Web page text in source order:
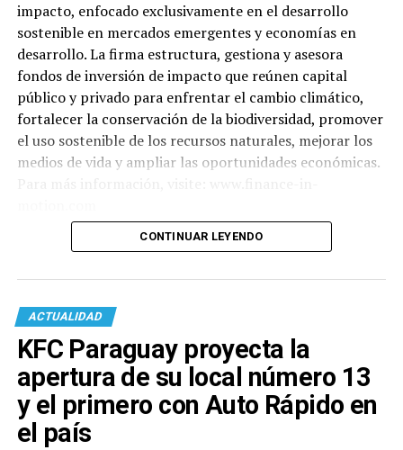
impacto, enfocado exclusivamente en el desarrollo
sostenible en mercados emergentes y economías en
desarrollo. La firma estructura, gestiona y asesora
fondos de inversión de impacto que reúnen capital
público y privado para enfrentar el cambio climático,
fortalecer la conservación de la biodiversidad, promover
el uso sostenible de los recursos naturales, mejorar los
medios de vida y ampliar las oportunidades económicas.
CONTINUAR LEYENDO
ACTUALIDAD
KFC Paraguay proyecta la
apertura de su local número 13
y el primero con Auto Rápido en
el país